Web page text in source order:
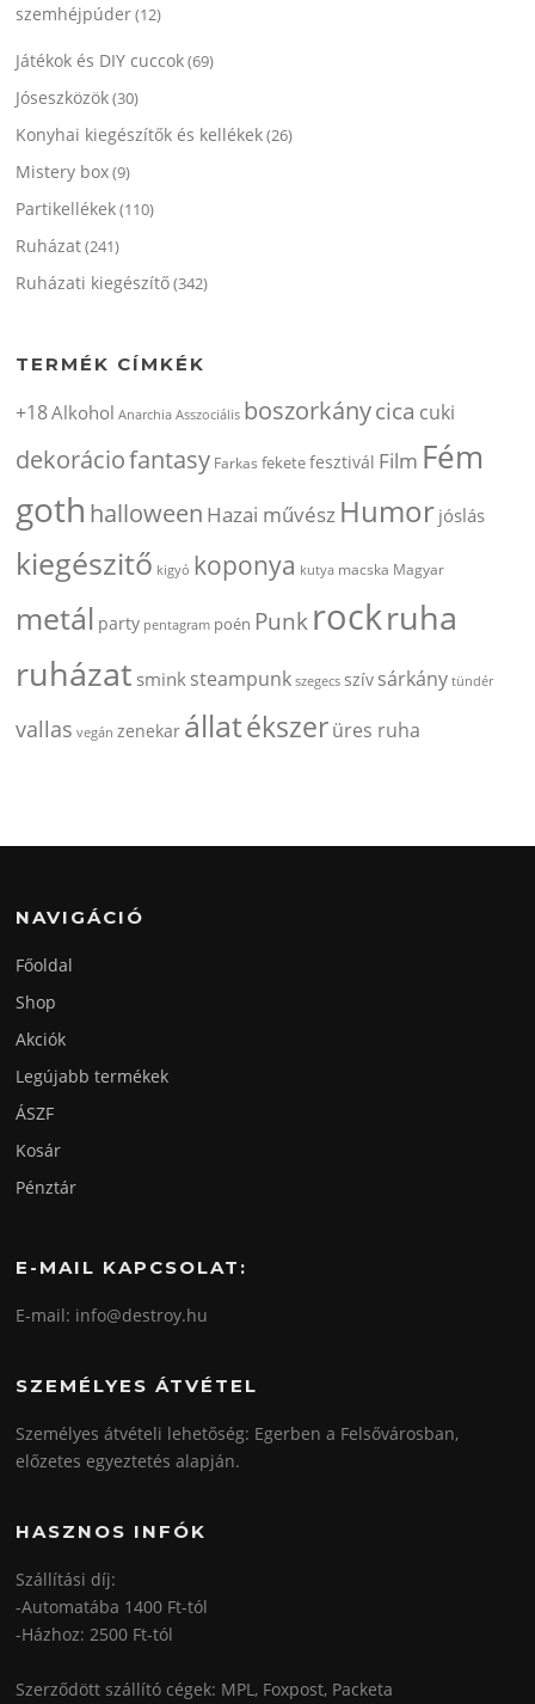
szemhéjpúder(12)
Játékok és DIY cuccok(69)
Jóseszközök(30)
Konyhai kiegészítők és kellékek(26)
Mistery box(9)
Partikellékek(110)
Ruházat(241)
Ruházati kiegészítő(342)
TERMÉK CÍMKÉK
+18Alkohol Anarchia Asszociális boszorkánycica cuki
dekoráciofantasy Farkas feketefesztivál Film Fém
goth halloween Hazai művész Humor jóslás
kiegészitő kigyó koponya kutya macska Magyar
metál party pentagram poén Punkrockruha
ruházat smink steampunk szegecs szív sárkány tündér
vallas vegán zenekar állatékszerüres ruha
NAVIGÁCIÓ
Főoldal
Shop
Akciók
Legújabb termékek
ÁSZF
Kosár
Pénztár
E-MAIL KAPCSOLAT:
E-mail: info@destroy.hu
SZEMÉLYES ÁTVÉTEL
Személyes átvételi lehetőség: Egerben a Felsővárosban,
előzetes egyeztetés alapján.
HASZNOS INFÓK
Szállítási díj:
-Automatába 1400 Ft-tól
-Házhoz: 2500 Ft-tól
Szerződött szállító cégek: MPL, Foxpost, Packeta